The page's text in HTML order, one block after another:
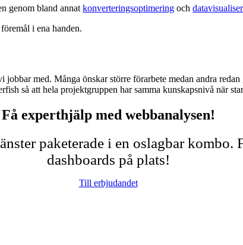
genom bland annat konverteringsoptimering och
med. Många önskar större förarbete medan andra
så att hela projektgruppen har samma kunskapsnivå när
Få experthjälp med webbanalysen!
paketerade i en oslagbar
dashboards på plats!
Till erbjudandet